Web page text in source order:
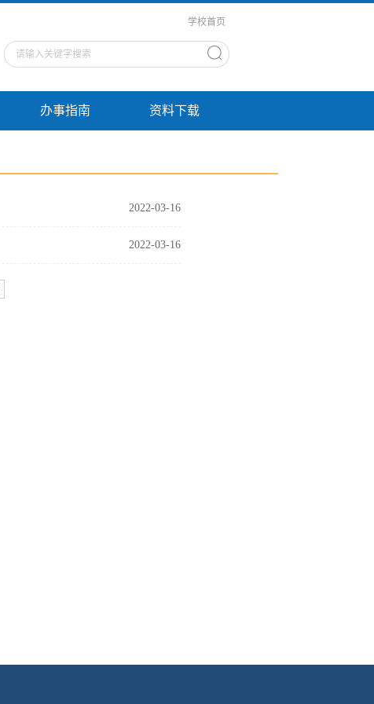
学校首页
办事指南 资料下载
2022-03-16
2022-03-16